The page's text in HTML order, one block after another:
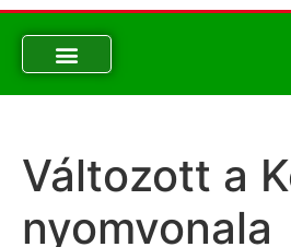
Változott a
nyomvonala